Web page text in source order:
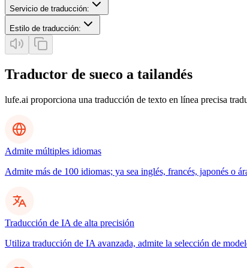
Servicio de traducción:
Estilo de traducción:
Traductor de sueco a tailandés
lufe.ai proporciona una traducción de texto en línea precisa
Admite múltiples idiomas
Admite más de 100 idiomas; ya sea inglés, francés, japonés o
Traducción de IA de alta precisión
Utiliza traducción de IA avanzada, admite la selección de